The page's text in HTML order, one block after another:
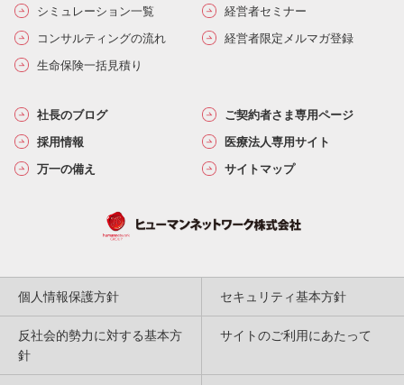
シミュレーション一覧
経営者セミナー
コンサルティングの流れ
経営者限定メルマガ登録
生命保険一括見積り
社長のブログ
ご契約者さま専用ページ
採用情報
医療法人専用サイト
万一の備え
サイトマップ
個人情報保護方針 セキュリティ基本方針
反社会的勢力に対する基本方
針
サイトのご利用にあたって